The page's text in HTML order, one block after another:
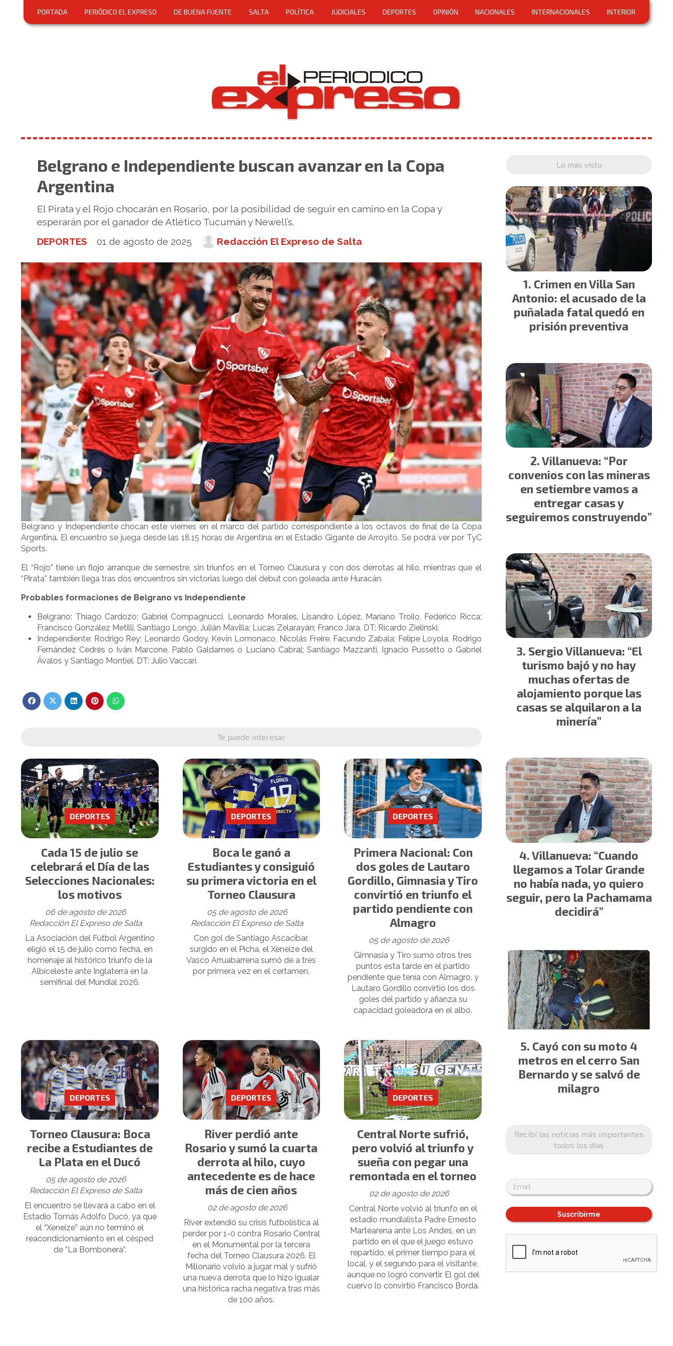
PORTADA PERIÓDICO EL EXPRESO DE BUENA FUENTE SALTA POLÍTICA JUDICIALES DEPORTES OPINIÓN NACIONALES INTERNACIONALES INTERIOR
Belgrano e Independiente buscan avanzar en la Copa
Argentina
El Pirata y el Rojo chocarán en Rosario, por la posibilidad de seguir en camino en la Copa y
esperarán por el ganador de Atlético Tucumán y Newell’s.
DEPORTES
01 de agosto de 2025 Redacción El Expreso de Salta
Belgrano y Independiente chocan este viernes en el marco del partido correspondiente a los octavos de final de la Copa
Argentina. El encuentro se juega desde las 18.15 horas de Argentina en el Estadio Gigante de Arroyito. Se podrá ver por TyC
Sports.
El “Rojo” tiene un flojo arranque de semestre, sin triunfos en el Torneo Clausura y con dos derrotas al hilo, mientras que el
“Pirata” también llega tras dos encuentros sin victorias luego del debut con goleada ante Huracán.
Probables formaciones de Belgrano vs Independiente
Belgrano: Thiago Cardozo; Gabriel Compagnucci, Leonardo Morales, Lisandro López, Mariano Troilo, Federico Ricca;
Francisco González Metilli, Santiago Longo, Julián Mavilla; Lucas Zelarayán; Franco Jara. DT: Ricardo Zielinski.
Independiente: Rodrigo Rey; Leonardo Godoy, Kevin Lomonaco, Nicolás Freire, Facundo Zabala; Felipe Loyola, Rodrigo
Fernández Cedrés o Iván Marcone, Pablo Galdames o Luciano Cabral; Santiago Mazzanti, Ignacio Pussetto o Gabriel
Ávalos y Santiago Montiel. DT: Julio Vaccari.
Te puede interesar
Cada 15 de julio se
celebrará el Día de las
Selecciones Nacionales:
los motivos
Redacción El Expreso de Salta
DEPORTES
06 de agosto de 2026
La Asociación del Fútbol Argentino
eligió el 15 de julio como fecha, en
homenaje al histórico triunfo de la
Albiceleste ante Inglaterra en la
semifinal del Mundial 2026.
Boca le ganó a
Estudiantes y consiguió
su primera victoria en el
Torneo Clausura
Redacción El Expreso de Salta
DEPORTES
05 de agosto de 2026
Con gol de Santiago Ascacibar,
surgido en el Picha, el Xeneize del
Vasco Arruabarrena sumó de a tres
por primera vez en el certamen.
Primera Nacional: Con
dos goles de Lautaro
Gordillo, Gimnasia y Tiro
convirtió en triunfo el
partido pendiente con
Almagro
DEPORTES
05 de agosto de 2026
Gimnasia y Tiro sumó otros tres
puntos esta tarde en el partido
pendiente que tenía con Almagro, y
Lautaro Gordillo convirtió los dos
goles del partido y afianza su
capacidad goleadora en el albo.
Torneo Clausura: Boca
recibe a Estudiantes de
La Plata en el Ducó
Redacción El Expreso de Salta
DEPORTES
05 de agosto de 2026
El encuentro se llevará a cabo en el
Estadio Tomás Adolfo Ducó, ya que
el “Xeneize” aún no terminó el
reacondicionamiento en el césped
de “La Bombonera”.
River perdió ante
Rosario y sumó la cuarta
derrota al hilo, cuyo
antecedente es de hace
más de cien años
DEPORTES
02 de agosto de 2026
River extendió su crisis futbolística al
perder por 1-0 contra Rosario Central
en el Monumental por la tercera
fecha del Torneo Clausura 2026. El
Millonario volvió a jugar mal y sufrió
una nueva derrota que lo hizo igualar
una histórica racha negativa tras más
de 100 años.
Central Norte sufrió,
pero volvió al triunfo y
sueña con pegar una
remontada en el torneo
DEPORTES
02 de agosto de 2026
Central Norte volvió al triunfo en el
estadio mundialista Padre Ernesto
Martearena ante Los Andes, en un
partido en el que el juego estuvo
repartido, el primer tiempo para el
local, y el segundo para el visitante,
aunque no logró convertir. El gol del
cuervo lo convirtió Francisco Borda.
Lo más visto
Crimen en Villa San
Antonio: el acusado de la
puñalada fatal quedó en
prisión preventiva
Villanueva: “Por
convenios con las mineras
en setiembre vamos a
entregar casas y
seguiremos construyendo”
Sergio Villanueva: “El
turismo bajó y no hay
muchas ofertas de
alojamiento porque las
casas se alquilaron a la
minería”
Villanueva: “Cuando
llegamos a Tolar Grande
no había nada, yo quiero
seguir, pero la Pachamama
decidirá”
Cayó con su moto 4
metros en el cerro San
Bernardo y se salvó de
milagro
Recibí las noticias más importantes
todos los días
Suscribirme